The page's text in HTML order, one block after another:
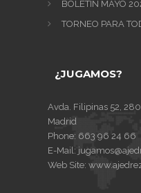
BOLETÍN MAYO
TORNEO PARA
¿JUGAMOS?
Avda. Filipinas 52,
Madrid
Phone: 663 96 24 66
E-Mail:
Web Site: